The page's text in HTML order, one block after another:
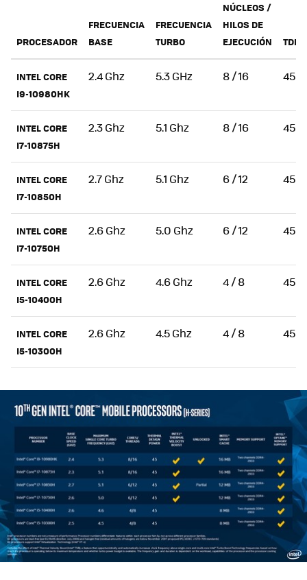
PROCESADOR
FRECUENCIA
BASE
FRECUENCIA
TURBO
NÚCLEOS /
HILOS DE
EJECUCIÓN
TDP
INTEL CORE
I9-10980HK
2.4 Ghz 5.3 GHz 8 / 16 45
INTEL CORE
I7-10875H
2.3 Ghz 5.1 Ghz 8 / 16 45
INTEL CORE
I7-10850H
2.7 Ghz 5.1 Ghz 6 / 12 45
INTEL CORE
I7-10750H
2.6 Ghz 5.0 Ghz 6 / 12 45
INTEL CORE
I5-10400H
2.6 Ghz 4.6 Ghz 4 / 8 45
INTEL CORE
I5-10300H
2.6 Ghz 4.5 Ghz 4 / 8 45